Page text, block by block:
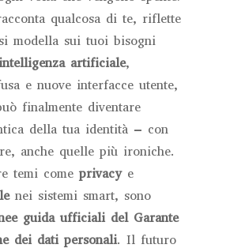
qualcosa di te, riflette
modella sui tuoi bisogni
intelligenza artificiale,
e nuove interfacce utente,
finalmente diventare
della tua identità – con
anche quelle più ironiche.
temi come privacye
nei sistemi smart, sono
guida ufficiali del Garante
dei dati personali. Il futuro